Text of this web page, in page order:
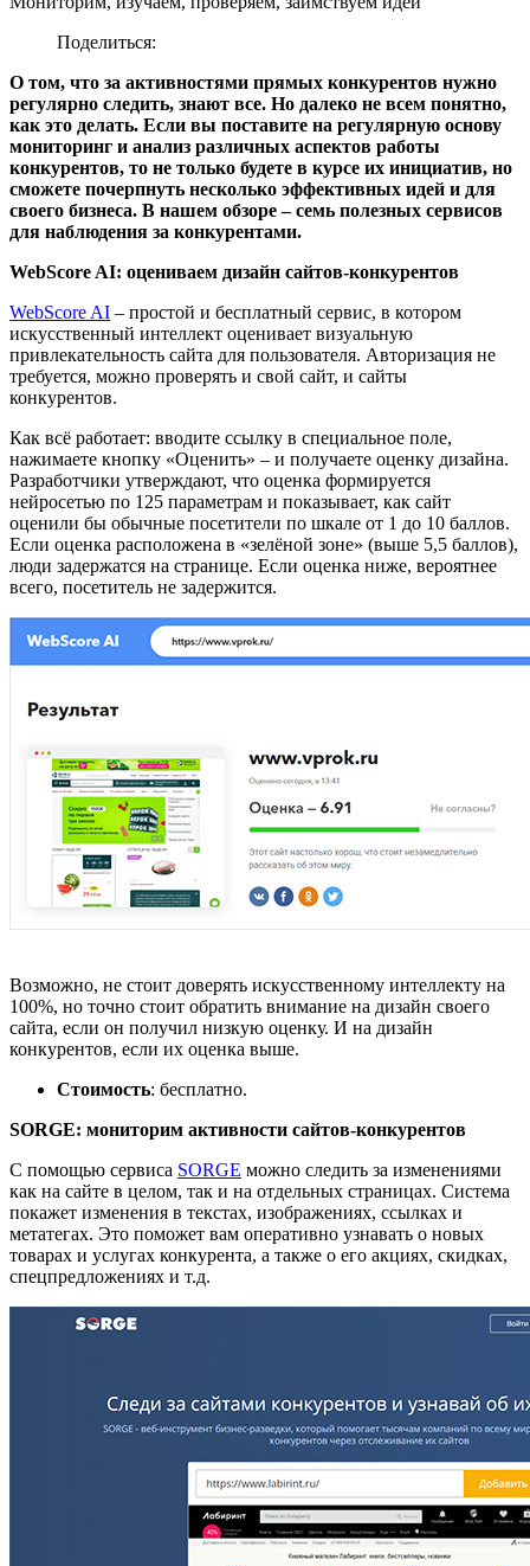
Поделиться:
О том, что за активностями прямых конкурентов нужно
регулярно следить, знают все. Но далеко не всем понятно,
как это делать. Если вы поставите на регулярную основу
мониторинг и анализ различных аспектов работы
конкурентов, то не только будете в курсе их инициатив, но
сможете почерпнуть несколько эффективных идей и для
своего бизнеса. В нашем обзоре – семь полезных сервисов
для наблюдения за конкурентами.
WebScore AI: оцениваем дизайн сайтов-конкурентов
WebScore AI – простой и бесплатный сервис, в котором
искусственный интеллект оценивает визуальную
привлекательность сайта для пользователя. Авторизация не
требуется, можно проверять и свой сайт, и сайты
конкурентов.
Как всё работает: вводите ссылку в специальное поле,
нажимаете кнопку «Оценить» – и получаете оценку дизайна.
Разработчики утверждают, что оценка формируется
нейросетью по 125 параметрам и показывает, как сайт
оценили бы обычные посетители по шкале от 1 до 10 баллов.
Если оценка расположена в «зелёной зоне» (выше 5,5 баллов),
люди задержатся на странице. Если оценка ниже, вероятнее
всего, посетитель не задержится.
Возможно, не стоит доверять искусственному интеллекту на
100%, но точно стоит обратить внимание на дизайн своего
сайта, если он получил низкую оценку. И на дизайн
конкурентов, если их оценка выше.
Стоимость: бесплатно.
SORGE: мониторим активности сайтов-конкурентов
С помощью сервиса SORGE можно следить за изменениями
как на сайте в целом, так и на отдельных страницах. Система
покажет изменения в текстах, изображениях, ссылках и
метатегах. Это поможет вам оперативно узнавать о новых
товарах и услугах конкурента, а также о его акциях, скидках,
спецпредложениях и т.д.